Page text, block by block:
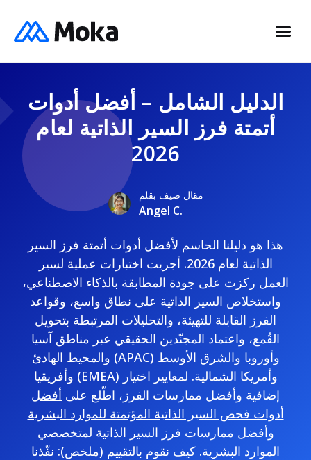
الدليل الشامل – أفضل أدوات
أتمتة فرز السير الذاتية لعام
2026
مقال ضيف بقلم
Angel C.
هذا هو دليلنا الحاسم لأفضل أدوات أتمتة فرز السير
الذاتية لعام 2026. أجريت اختبارات عملية لسير
العمل ركزت على جودة المطابقة بالذكاء الاصطناعي،
واستخلاص السير الذاتية على نطاق واسع، وقواعد
الفرز القابلة للتهيئة، والتحليلات المرتبطة بتحويل
القُمع، واعتماد المجنّدين الحقيقي عبر مناطق آسيا
والمحيط الهادئ (APAC) وأوروبا والشرق الأوسط
وأفريقيا (EMEA) وأمريكا الشمالية. لمعايير اختيار
إضافية وأفضل ممارسات الفرز، اطّلع على أفضل
أدوات فحص السير الذاتية المؤتمتة للموارد البشرية
وأفضل ممارسات فرز السير الذاتية لمتخصصي
الموارد البشرية. كيف نقوم بالتقييم (ملخص): نفّذنا